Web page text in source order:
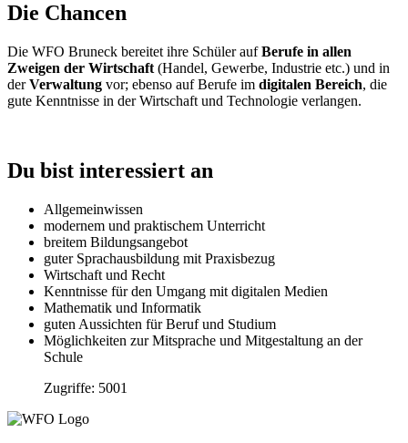
Die Chancen
Die WFO Bruneck bereitet ihre Schüler aufBerufe in allen
Zweigen der Wirtschaft (Handel, Gewerbe, Industrie etc.) und in
derVerwaltung vor; ebenso auf Berufe im digitalen Bereich, die
gute Kenntnisse in der Wirtschaft und Technologie verlangen.
Du bist interessiert an
Allgemeinwissen
modernem und praktischem Unterricht
breitem Bildungsangebot
guter Sprachausbildung mit Praxisbezug
Wirtschaft und Recht
Kenntnisse für den Umgang mit digitalen Medien
Mathematik und Informatik
guten Aussichten für Beruf und Studium
Möglichkeiten zur Mitsprache und Mitgestaltung an der
Schule
Zugriffe: 5001